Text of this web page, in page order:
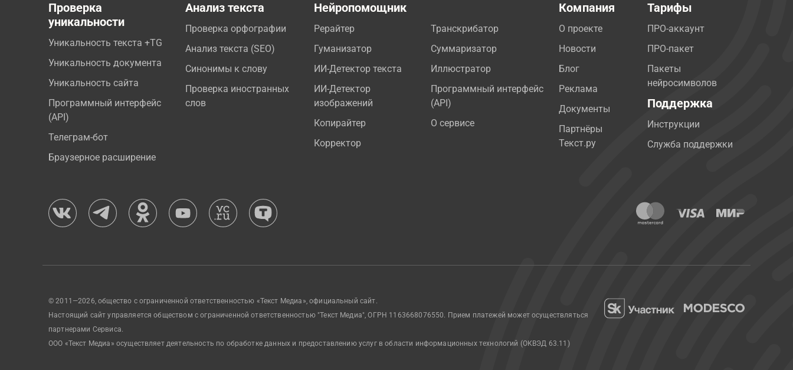
Проверка
уникальности
Уникальность текста +TG
Уникальность документа
Уникальность сайта
Программный интерфейс
(API)
Телеграм-бот
Браузерное расширение
Анализ текста
Проверка орфографии
Анализ текста (SEO)
Синонимы к слову
Проверка иностранных
слов
Нейропомощник
Рерайтер
Гуманизатор
ИИ-Детектор текста
ИИ-Детектор
изображений
Копирайтер
Корректор
Транскрибатор
Суммаризатор
Иллюстратор
Программный интерфейс
(API)
О сервисе
Компания
О проекте
Новости
Блог
Реклама
Документы
Партнёры
Текст.ру
Тарифы
ПРО-аккаунт
ПРО-пакет
Пакеты
нейросимволов
Поддержка
Инструкции
Служба поддержки
© 2011—2026, общество с ограниченной ответственностью «Текст Медиа», официальный сайт.
Настоящий сайт управляется обществом с ограниченной ответственностью "Текст Медиа", ОГРН 1163668076550. Прием платежей может осуществляться
партнерами Сервиса.
ООО «Текст Медиа» осуществляет деятельность по обработке данных и предоставлению услуг в области информационных технологий (ОКВЭД 63.11)